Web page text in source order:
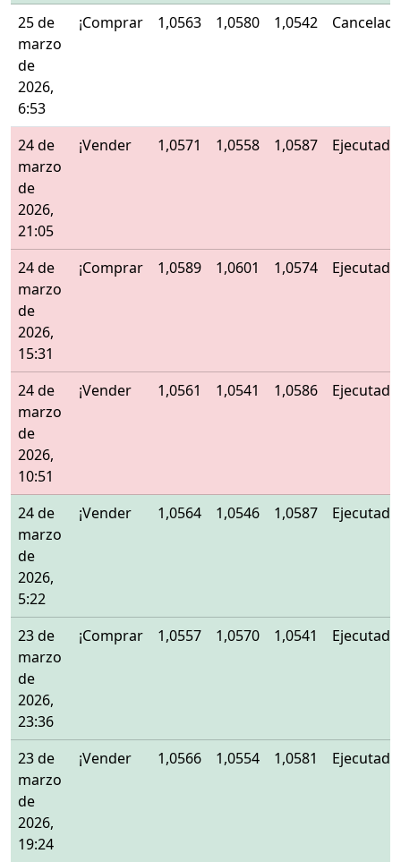
25 de
marzo
de
2026,
6:53
¡Comprar 1,0563 1,0580 1,0542
24 de
marzo
de
2026,
21:05
¡Vender 1,0571 1,0558 1,0587 Ejecutado
24 de
marzo
de
2026,
15:31
¡Comprar 1,0589 1,0601 1,0574 Ejecutado
24 de
marzo
de
2026,
10:51
¡Vender 1,0561 1,0541 1,0586 Ejecutado
24 de
marzo
de
2026,
5:22
¡Vender 1,0564 1,0546 1,0587 Ejecutado
23 de
marzo
de
2026,
23:36
¡Comprar 1,0557 1,0570 1,0541 Ejecutado
23 de
marzo
de
2026,
19:24
¡Vender 1,0566 1,0554 1,0581 Ejecutado